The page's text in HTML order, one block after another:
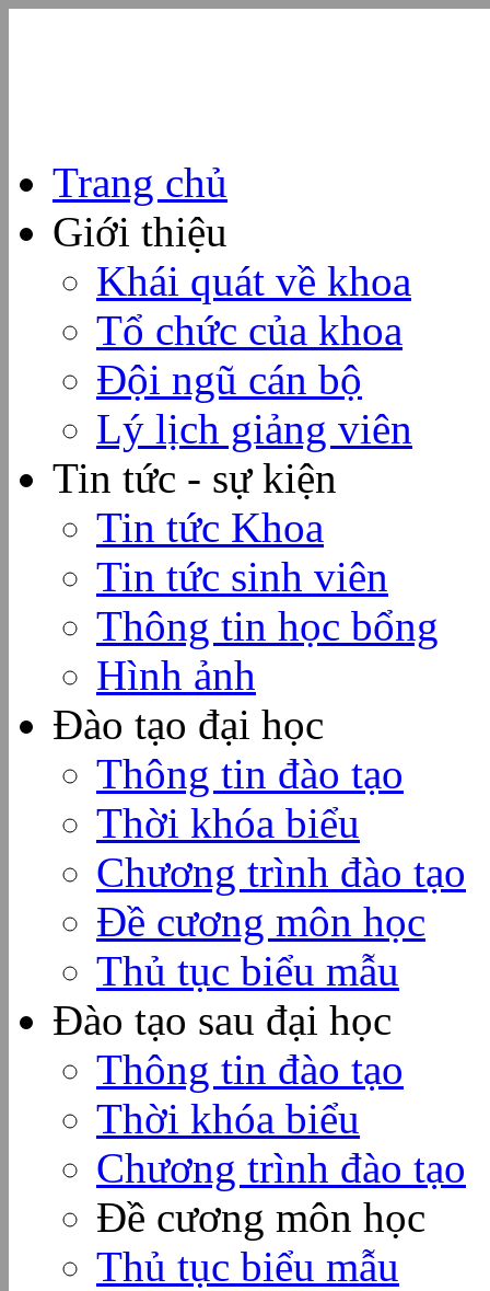
Trang chủ
Giới thiệu
Khái quát về khoa
Tổ chức của khoa
Đội ngũ cán bộ
Lý lịch giảng viên
Tin tức - sự kiện
Tin tức Khoa
Tin tức sinh viên
Thông tin học bổng
Hình ảnh
Đào tạo đại học
Thông tin đào tạo
Thời khóa biểu
Chương trình đào tạo
Đề cương môn học
Thủ tục biểu mẫu
Đào tạo sau đại học
Thông tin đào tạo
Thời khóa biểu
Chương trình đào tạo
Đề cương môn học
Thủ tục biểu mẫu